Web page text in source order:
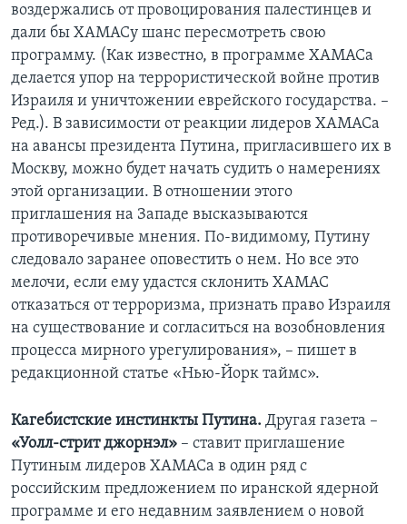
воздержались от провоцирования палестинцев и
дали бы ХАМАСу шанс пересмотреть свою
программу. (Как известно, в программе ХАМАСа
делается упор на террористической войне против
Израиля и уничтожении еврейского государства. –
Ред.). В зависимости от реакции лидеров ХАМАСа
на авансы президента Путина, пригласившего их в
Москву, можно будет начать судить о намерениях
этой организации. В отношении этого
приглашения на Западе высказываются
противоречивые мнения. По-видимому, Путину
следовало заранее оповестить о нем. Но все это
мелочи, если ему удастся склонить ХАМАС
отказаться от терроризма, признать право Израиля
на существование и согласиться на возобновления
процесса мирного урегулирования», – пишет в
редакционной статье «Нью-Йорк таймс».
Кагебистские инстинкты Путина. Другая газета –
«Уолл-стрит джорнэл» – ставит приглашение
Путиным лидеров ХАМАСа в один ряд с
российским предложением по иранской ядерной
программе и его недавним заявлением о новой